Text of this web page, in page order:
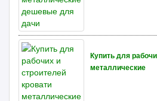
Купить для
металлические